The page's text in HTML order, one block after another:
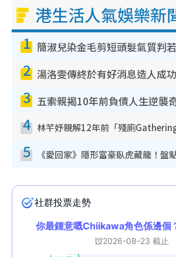
港生活人氣娛樂新
1
2
3
4
5